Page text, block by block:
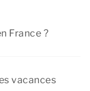
France ?
vacances